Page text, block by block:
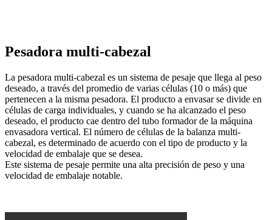
Pesadora multi-cabezal
La pesadora multi-cabezal es un sistema de pesaje que llega al peso
deseado, a través del promedio de varias células (10 o más) que
pertenecen a la misma pesadora. El producto a envasar se divide en
células de carga individuales, y cuando se ha alcanzado el peso
deseado, el producto cae dentro del tubo formador de la máquina
envasadora vertical. El número de células de la balanza multi-
cabezal, es determinado de acuerdo con el tipo de producto y la
velocidad de embalaje que se desea.
Este sistema de pesaje permite una alta precisión de peso y una
velocidad de embalaje notable.